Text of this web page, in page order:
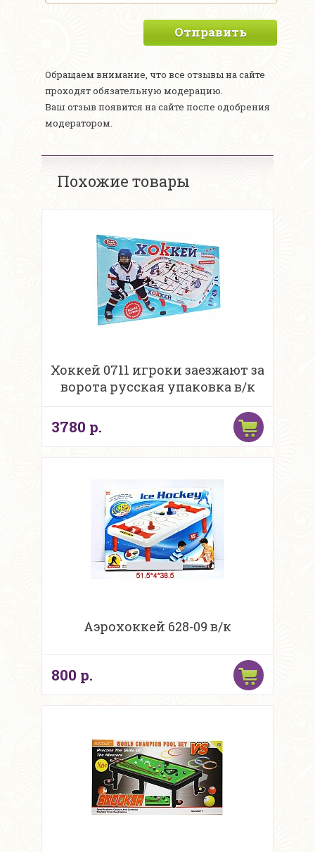
Отправить
Обращаем внимание, что все отзывы на сайте
проходят обязательную модерацию.
Ваш отзыв появится на сайте после одобрения
модератором.
Похожие товары
Хоккей 0711 игроки заезжают за
ворота русская упаковка в/к
3780 р.
Аэрохоккей 628-09 в/к
800 р.